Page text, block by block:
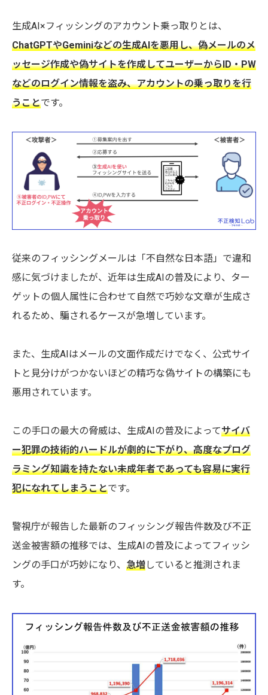
生成AI×フィッシングのアカウント乗っ取りとは、
ChatGPTやGeminiなどの生成AIを悪用し、偽メールのメ
ッセージ作成や偽サイトを作成してユーザーからID・PW
などのログイン情報を盗み、アカウントの乗っ取りを行
うことです。
従来のフィッシングメールは「不自然な日本語」で違和
感に気づけましたが、近年は生成AIの普及により、ター
ゲットの個人属性に合わせて自然で巧妙な文章が生成さ
れるため、騙されるケースが急増しています。
また、生成AIはメールの文面作成だけでなく、公式サイ
トと見分けがつかないほどの精巧な偽サイトの構築にも
悪用されています。
この手口の最大の脅威は、生成AIの普及によってサイバ
ー犯罪の技術的ハードルが劇的に下がり、高度なプログ
ラミング知識を持たない未成年者であっても容易に実行
犯になれてしまうことです。
警視庁が報告した最新のフィッシング報告件数及び不正
送金被害額の推移では、生成AIの普及によってフィッシ
ングの手口が巧妙になり、 急増していると推測されま
す。